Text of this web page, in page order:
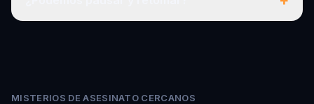
MISTERIOS DE ASESINATO CERCANOS